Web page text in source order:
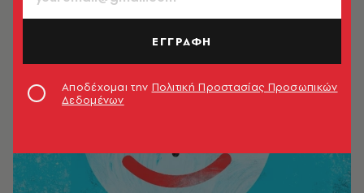
ΕΓΓΡΑΦΗ
Αποδέχομαι την Πολιτική Προστασίας Προσωπικών
Δεδομένων